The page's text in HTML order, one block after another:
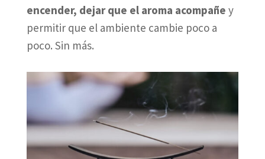
encender, dejar que el aroma acompañe y
permitir que el ambiente cambie poco a
poco. Sin más.